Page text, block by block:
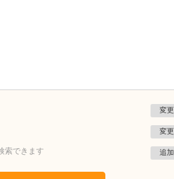
変更
変更
索できます 追加